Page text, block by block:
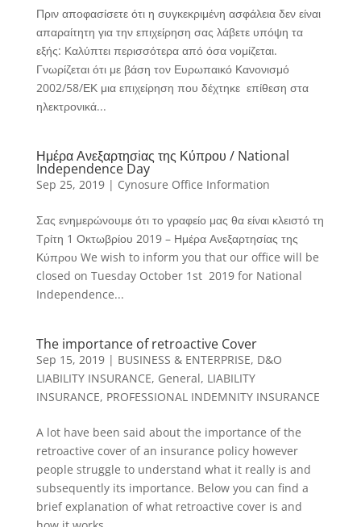
Πριν αποφασίσετε ότι η συγκεκριμένη ασφάλεια δεν είναι
απαραίτητη για την επιχείρηση σας λάβετε υπόψη τα
εξής: Καλύπτει περισσότερα από όσα νομίζεται.
Γνωρίζεται ότι με βάση τον Ευρωπαικό Κανονισμό
2002/58/ΕΚ μια επιχείρηση που δέχτηκε επίθεση στα
ηλεκτρονικά...
Ημέρα Ανεξαρτησiας της Κύπρου / National
Independence Day
Sep 25, 2019| Cynosure Office Information
Σας ενημερώνουμε ότι το γραφείο μας θα είναι κλειστό τη
Τρίτη 1 Οκτωβρίου 2019 – Ημέρα Ανεξαρτησίας της
Κύπρου We wish to inform you that our office will be
closed on Tuesday October 1st 2019 for National
Independence...
The importance of retroactive Cover
Sep 15, 2019| BUSINESS & ENTERPRISE, D&O
LIABILITY INSURANCE, General, LIABILITY
INSURANCE, PROFESSIONAL INDEMNITY INSURANCE
A lot have been said about the importance of the
retroactive cover of an insurance policy however
people struggle to understand what it really is and
subsequently its importance. Below you can find a
brief explanation of what retroactive cover is and